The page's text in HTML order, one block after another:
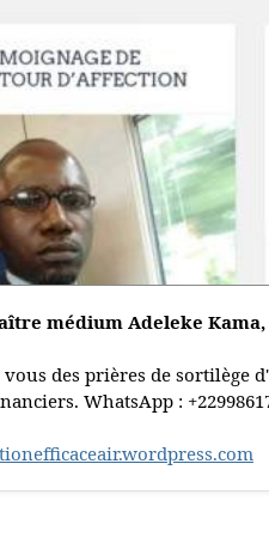
médium Adeleke
des prières de sortilège
WhatsApp :